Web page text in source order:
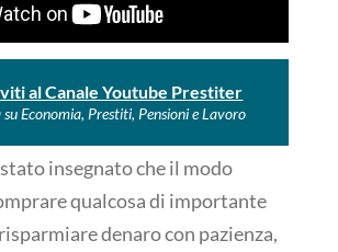
al Canale Youtube Prestiter
Economia, Prestiti, Pensioni e Lavoro
insegnato che il modo
qualcosa di importante
denaro con pazienza,